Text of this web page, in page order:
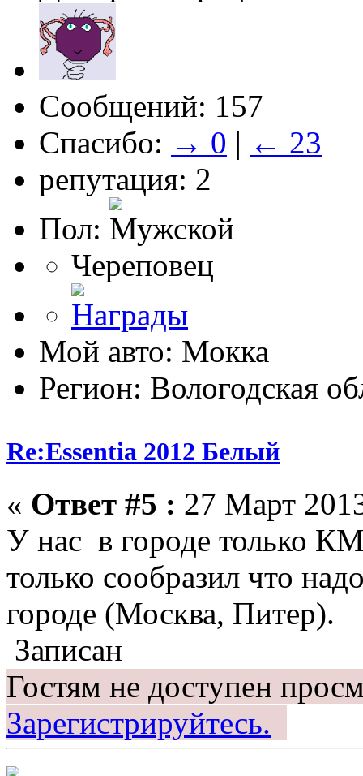
Сообщений: 157
Спасибо: → 0 | ← 23
репутация: 2
Пол:
Череповец
Мой авто: Мокка
Регион: Вологодская
Re:Essentia 2012 Белый
« Ответ #5 : 27 Март
У нас в городе только
только сообразил что
городе (Москва, Питер).
Записан
Гостям не доступен
Зарегистрируйтесь.